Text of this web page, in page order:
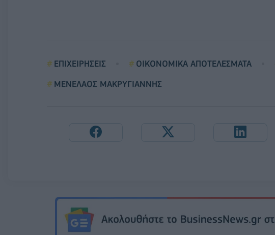
ΕΠΙΧΕΙΡΗΣΕΙΣ ΟΙΚΟΝΟΜΙΚΑ ΑΠΟΤΕΛΕΣΜΑΤΑ
ΜΕΝΕΛΑΟΣ ΜΑΚΡΥΓΙΑΝΝΗΣ